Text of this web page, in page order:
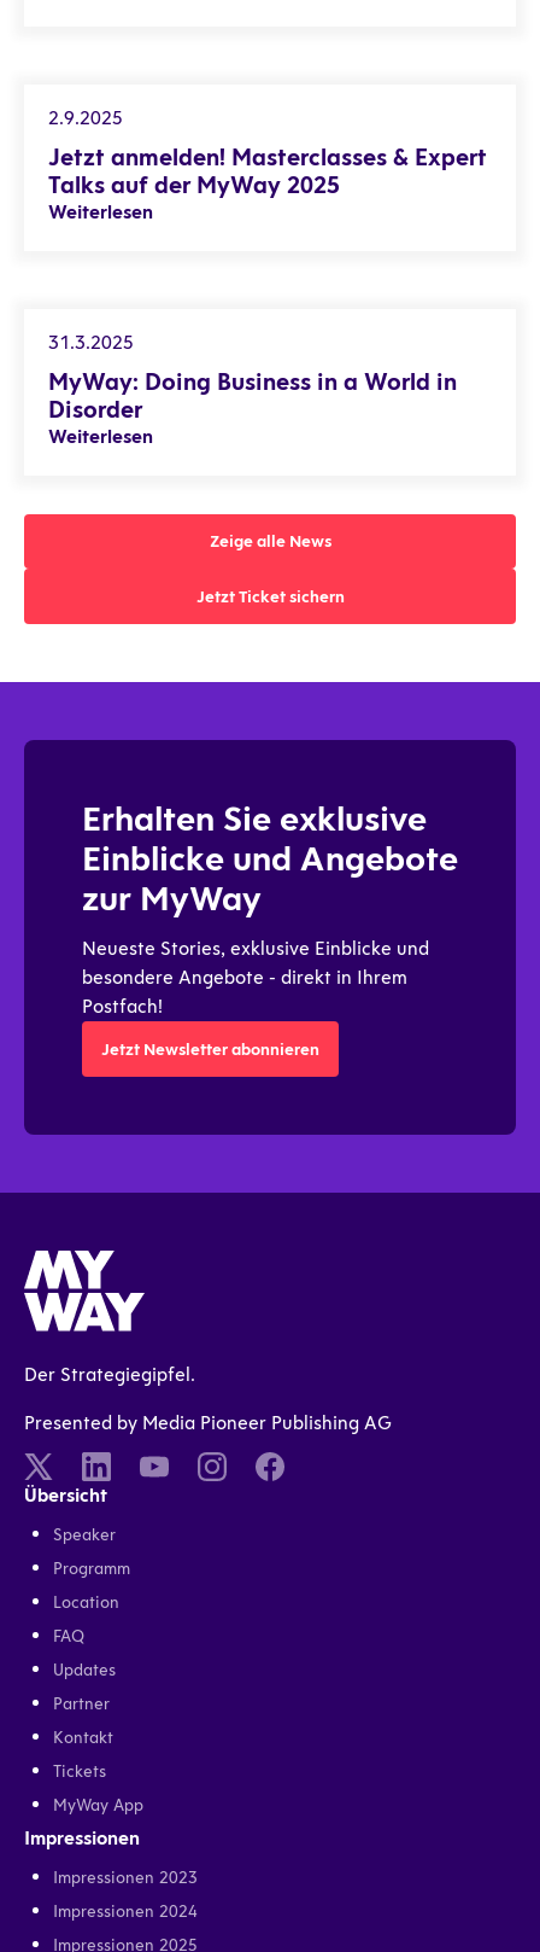
2.9.2025
Jetzt anmelden! Masterclasses & Expert
Talks auf der MyWay 2025
Weiterlesen
Jetzt anmelden! Masterclasses & Expert Talks auf der
31.3.2025
MyWay: Doing Business in a World in
Disorder
Weiterlesen
MyWay: Doing Business in a World in Disorder
Zeige alle News
Jetzt Ticket sichern
Erhalten Sie exklusive
Einblicke und Angebote
zur MyWay
Neueste Stories, exklusive Einblicke und
besondere Angebote - direkt in Ihrem
Postfach!
Jetzt Newsletter abonnieren
Der Strategiegipfel.
Presented by Media Pioneer Publishing AG
Übersicht
Speaker
Programm
Location
FAQ
Updates
Partner
Kontakt
Tickets
MyWay App
Impressionen
Impressionen 2023
Impressionen 2024
Impressionen 2025